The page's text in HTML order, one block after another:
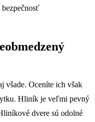
všade. Oceníte ich však
Hliník je veľmi pevný
dvere sú odolné